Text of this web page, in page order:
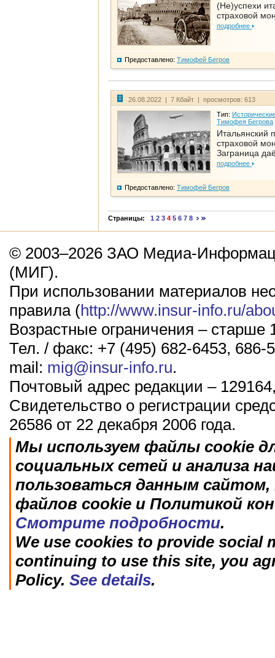
(Не)успехи
страховой
подробнее
Предоставлено: Тимофей Бегров
26.08.2022 | 7 Кбайт | просмотров: 613
Тип:
Тимофея Бегрова
Итальянский
страховой
Заграница
подробнее
Предоставлено: Тимофей Бегров
Страницы: 1 2 3 4 5 6 7 8
© 2003–2026 ЗАО Медиа-
(МИГ).
При использовании материалов
правила (http://www.insur-info.ru/
Возрастные ограничения – старше
Тел. / факс: +7 (495) 682-6453, 686-
mail: mig@insur-info.ru.
Почтовый адрес редакции –
Свидетельство о регистрации
26586 от 22 декабря 2006 года.
Мы используем файлы cookie
социальных сетей и анализа
пользоваться данным
файлов cookie и Политикой
Смотрите подробности.
We use cookies to provide social
continuing to use this site, you
Policy. See details.